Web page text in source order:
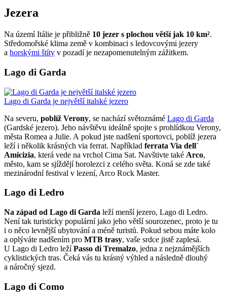
Jezera
Na území Itálie je přibližně 10 jezer s plochou větší jak 10 km².
Středomořské klima země v kombinaci s ledovcovými jezery
a horskými štíty v pozadí je nezapomenutelným zážitkem.
Lago di Garda
Lago di Garda je největší italské jezero
Na severu, poblíž Verony, se nachází světoznámé Lago di Garda
(Gardské jezero). Jeho návštěvu ideálně spojte s prohlídkou Verony,
města Romea a Julie. A pokud jste nadšení sportovci, poblíž jezera
leží i několik krásných via ferrat. Například ferrata Via dell´
Amicizia, která vede na vrchol Cima Sat. Navštivte také Arco,
město, kam se sjíždějí horolezci z celého světa. Koná se zde také
mezinárodní festival v lezení, Arco Rock Master.
Lago di Ledro
Na západ od Lago di Garda leží menší jezero, Lago di Ledro.
Není tak turisticky populární jako jeho větší sourozenec, proto je tu
i o něco levnější ubytování a méně turistů. Pokud sebou máte kolo
a oplýváte nadšením pro MTB trasy, vaše srdce jistě zaplesá.
U Lago di Ledro ležíPasso di Tremalzo, jedna z nejznámějších
cyklistických tras. Čeká vás tu krásný výhled a následně dlouhý
a náročný sjezd.
Lago di Como